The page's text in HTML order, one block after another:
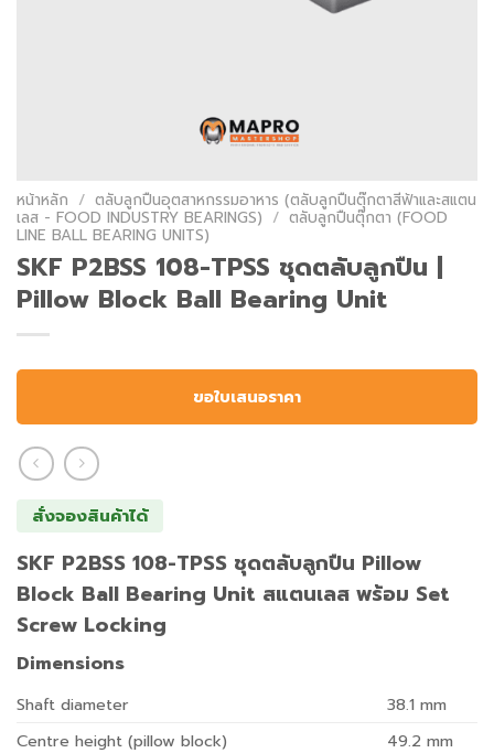
หน้าหลัก / ตลับลูกปืนอุตสาหกรรมอาหาร (ตลับลูกปืนตุ๊กตาสีฟ้าและสแตน
เลส - FOOD INDUSTRY BEARINGS) / ตลับลูกปืนตุ๊กตา (FOOD
LINE BALL BEARING UNITS)
SKF P2BSS 108-TPSS ชุดตลับลูกปืน |
Pillow Block Ball Bearing Unit
ขอใบเสนอราคา
สั่งจองสินค้าได้
SKF P2BSS 108-TPSS ชุดตลับลูกปืน Pillow
Block Ball Bearing Unit สแตนเลส พร้อม Set
Screw Locking
Dimensions
Shaft diameter 38.1 mm
Centre height (pillow block)
49.2 mm